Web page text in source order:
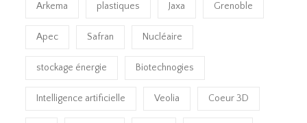
Arkema plastiques Jaxa Grenoble
Apec Safran Nucléaire
stockage énergie Biotechnogies
Intelligence artificielle Veolia Coeur 3D